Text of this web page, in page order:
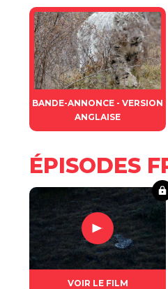
BANDE-ANNONCE - VERSION
ANGLAISE
ÉPISODES
VOIR LE FILM